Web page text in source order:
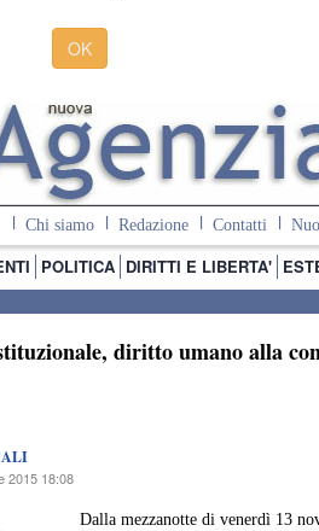
OK
Chi siamo Redazione Contatti
POLITICA DIRITTI E LIBERTA'
diritto umano alla
2015 18:08
Dalla mezzanotte di venerdì 13